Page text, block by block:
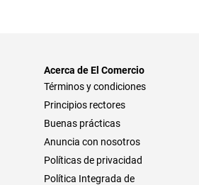
Acerca de El Comercio
Términos y condiciones
Principios rectores
Buenas prácticas
Anuncia con nosotros
Políticas de privacidad
Política Integrada de